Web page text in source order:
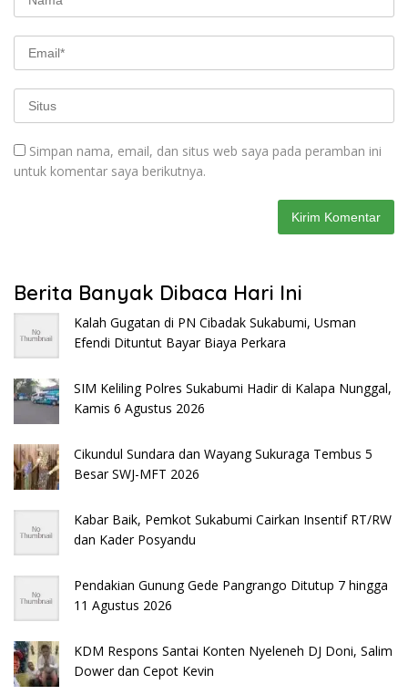
Simpan nama, email, dan situs web saya pada peramban ini
untuk komentar saya berikutnya.
Berita Banyak Dibaca Hari Ini
Kalah Gugatan di PN Cibadak Sukabumi, Usman
Efendi Dituntut Bayar Biaya Perkara
SIM Keliling Polres Sukabumi Hadir di Kalapa Nunggal,
Kamis 6 Agustus 2026
Cikundul Sundara dan Wayang Sukuraga Tembus 5
Besar SWJ-MFT 2026
Kabar Baik, Pemkot Sukabumi Cairkan Insentif RT/RW
dan Kader Posyandu
Pendakian Gunung Gede Pangrango Ditutup 7 hingga
11 Agustus 2026
KDM Respons Santai Konten Nyeleneh DJ Doni, Salim
Dower dan Cepot Kevin